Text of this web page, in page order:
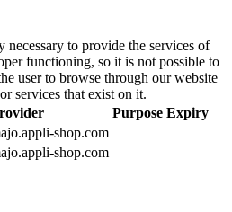
necessary to provide the services of
functioning, so it is not possible to
user to browse through our website
services that exist on it.
Purpose Expiry
shop.com
shop.com